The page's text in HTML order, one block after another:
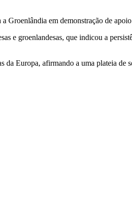
Groenlândia em demonstração de
e groenlandesas, que indicou a
da Europa, afirmando a uma plateia